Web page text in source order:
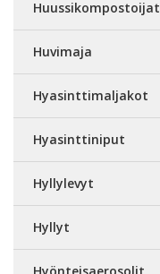
Huussikompostoijat
Huvimaja
Hyasinttimaljakot
Hyasinttiniput
Hyllylevyt
Hyllyt